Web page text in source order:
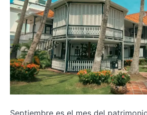
Septiembre es el mes del